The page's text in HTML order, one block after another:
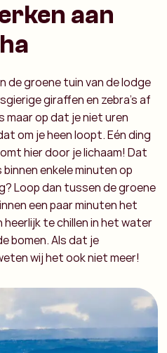
aan
de groene tuin van de lodge
giraffen en zebra’s af
maar op dat je niet uren
om je heen loopt. Eén ding
hier door je lichaam! Dat
enkele minuten op
Loop dan tussen de groene
een paar minuten het
heerlijk te chillen in het water
bomen. Als dat je
wij het ook niet meer!